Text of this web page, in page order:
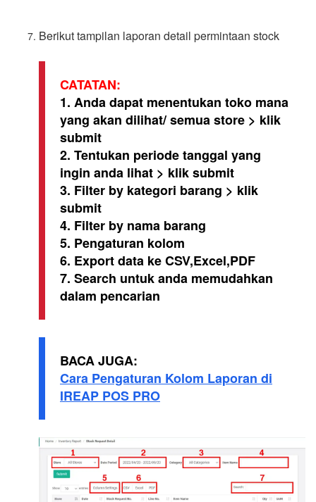
Berikut tampilan laporan detail permintaan stock
CATATAN:
1. Anda dapat menentukan toko mana
yang akan dilihat/ semua store > klik
submit
2. Tentukan periode tanggal yang
ingin anda lihat > klik submit
3. Filter by kategori barang > klik
submit
4. Filter by nama barang
5. Pengaturan kolom
6. Export data ke CSV,Excel,PDF
7. Search untuk anda memudahkan
dalam pencarian
BACA JUGA:
Cara Pengaturan Kolom Laporan di
IREAP POS PRO